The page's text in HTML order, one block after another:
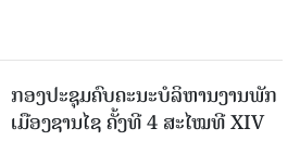
ກອງປະຊຸມຄົບຄະນະບໍລິຫານງານພັກ
ເມືອງຊານ​ໄຊ ຄັ້ງທີ 4 ສະໄໝທີ XIV